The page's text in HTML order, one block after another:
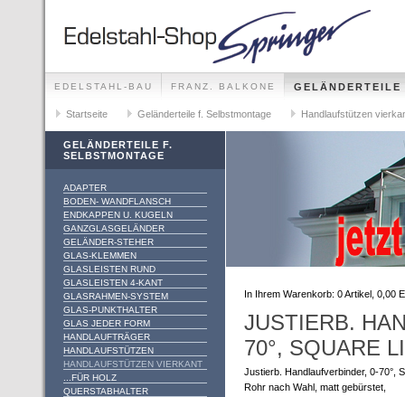
EDELSTAHL-BAU FRANZ. BALKONE
GELÄNDER-SETS FÜR ALLE MONTAGEMÖGLICHKEITEN
Startseite Geländerteile f. Selbstmontage Handlaufstützen
GELÄNDERTEILE F.
SELBSTMONTAGE
ADAPTER
BODEN- WANDFLANSCH
ENDKAPPEN U. KUGELN
GANZGLASGELÄNDER
GELÄNDER-STEHER
GLAS-KLEMMEN
GLASLEISTEN RUND
GLASLEISTEN 4-KANT
GLASRAHMEN-SYSTEM
GLAS-PUNKTHALTER
GLAS JEDER FORM
HANDLAUFTRÄGER
HANDLAUFSTÜTZEN
HANDLAUFSTÜTZEN VIERKANT
...FÜR HOLZ
QUERSTABHALTER
In Ihrem Warenkorb: 0Artikel, 0,00
JUSTIERB.
70°, SQUARE
Justierb. Handlaufverbinder, 0-70°,
Rohr nach Wahl, matt gebürstet,